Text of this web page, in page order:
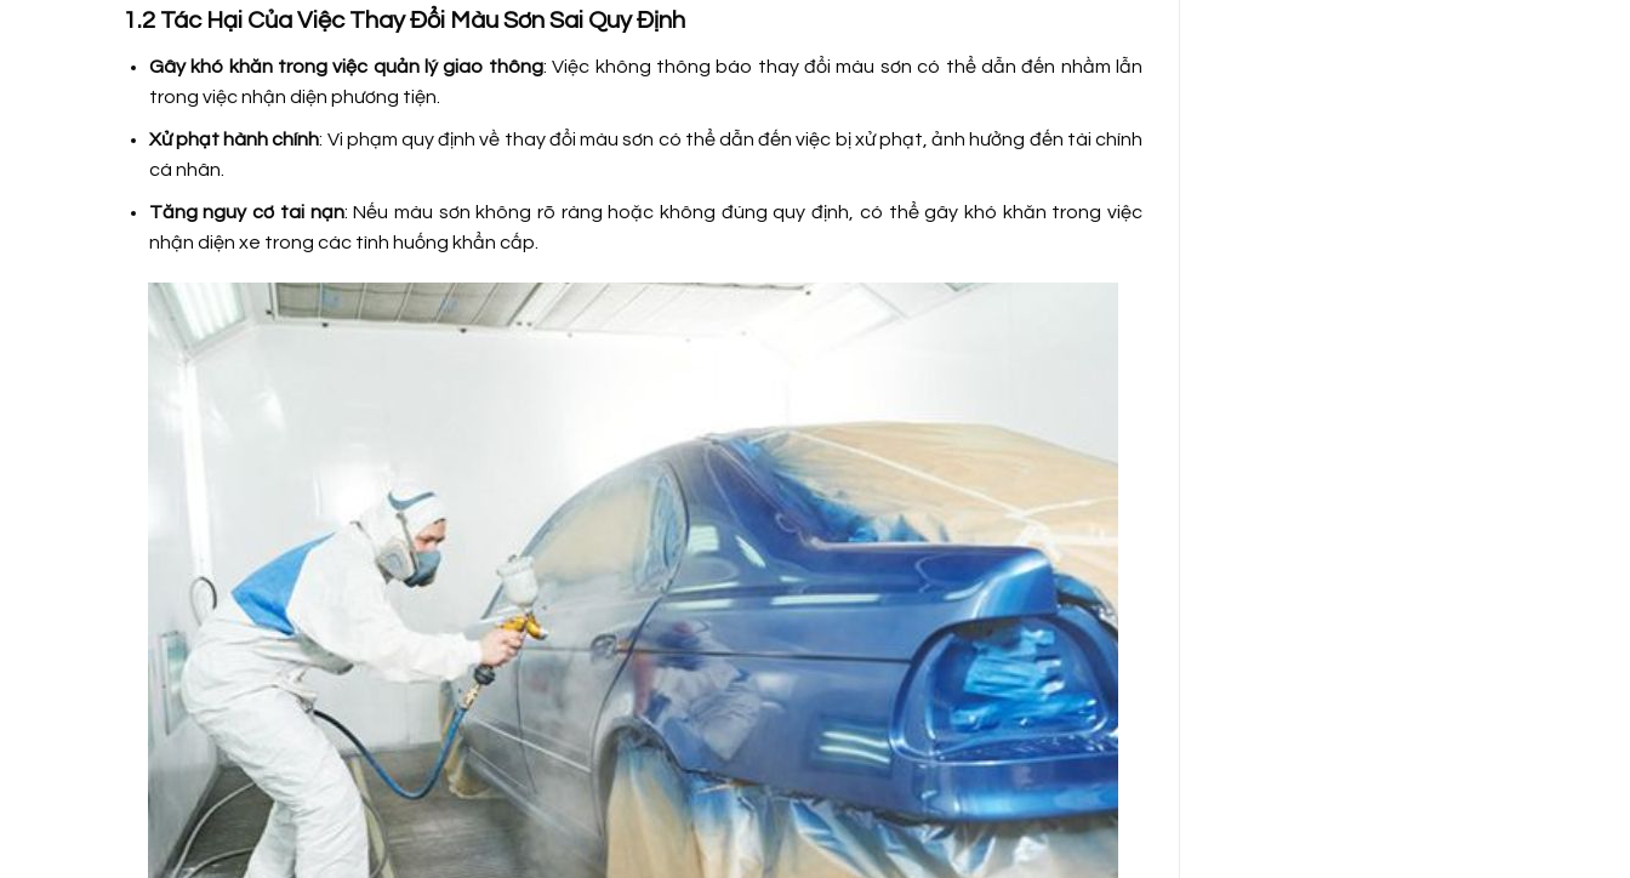
1.2 Tác Hại Của Việc Thay Đổi Màu Sơn Sai Quy Định
Gây khó khăn trong việc quản lý giao thông: Việc không thông báo thay đổi màu sơn có thể dẫn đến nhầm lẫn
trong việc nhận diện phương tiện.
Xử phạt hành chính: Vi phạm quy định về thay đổi màu sơn có thể dẫn đến việc bị xử phạt, ảnh hưởng đến tài chính
cá nhân.
Tăng nguy cơ tai nạn: Nếu màu sơn không rõ ràng hoặc không đúng quy định, có thể gây khó khăn trong việc
nhận diện xe trong các tình huống khẩn cấp.